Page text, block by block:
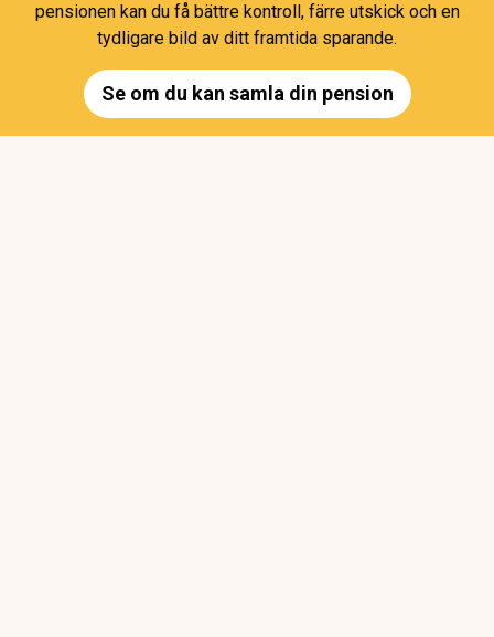
pensionen kan du få bättre kontroll, färre utskick och en
tydligare bild av ditt framtida sparande.
Se om du kan samla din pension